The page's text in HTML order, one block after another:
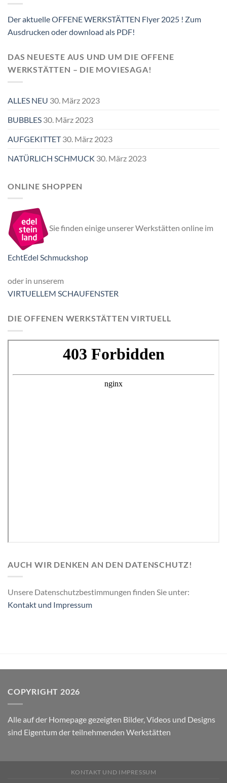
Der aktuelle OFFENE WERKSTÄTTEN Flyer 2025 ! Zum
Ausdrucken oder download als PDF!
DAS NEUESTE AUS UND UM DIE OFFENE
WERKSTÄTTEN – DIE MOVIESAGA!
ALLES NEU 30. März 2023
BUBBLES 30. März 2023
AUFGEKITTET 30. März 2023
NATÜRLICH SCHMUCK 30. März 2023
ONLINE SHOPPEN
Sie finden einige unserer Werkstätten online im
EchtEdel Schmuckshop
oder in unserem
VIRTUELLEM SCHAUFENSTER
DIE OFFENEN WERKSTÄTTEN VIRTUELL
AUCH WIR DENKEN AN DEN DATENSCHUTZ!
Unsere Datenschutzbestimmungen finden Sie unter:
Kontakt und Impressum
COPYRIGHT 2026
Alle auf der Homepage gezeigten Bilder, Videos und Designs
sind Eigentum der teilnehmenden Werkstätten
KONTAKT UND IMPRESSUM